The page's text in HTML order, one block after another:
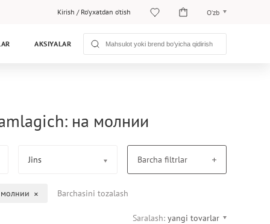
Kirish / Ro‘yxatdan o‘tish O‘zb
Рус
AKSIYALAR
на молнии
Jins Barcha filtrlar
Barchasini tozalash
Saralash: yangi tovarlar